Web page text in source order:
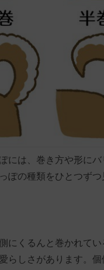
には、巻き方や形に
ぽの種類をひとつずつ
にくるんと巻かれて
らしさがあります。